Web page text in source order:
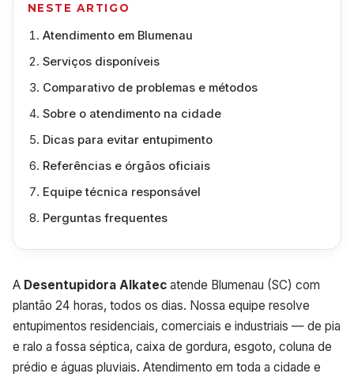
NESTE ARTIGO
Atendimento em Blumenau
Serviços disponíveis
Comparativo de problemas e métodos
Sobre o atendimento na cidade
Dicas para evitar entupimento
Referências e órgãos oficiais
Equipe técnica responsável
Perguntas frequentes
A Desentupidora Alkatec atende Blumenau (SC) com
plantão 24 horas, todos os dias. Nossa equipe resolve
entupimentos residenciais, comerciais e industriais — de pia
e ralo a fossa séptica, caixa de gordura, esgoto, coluna de
prédio e águas pluviais. Atendimento em toda a cidade e